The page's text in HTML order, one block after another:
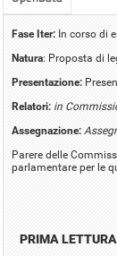
Fase Iter: In corso di
Natura: Proposta di
Presentazione:
Relatori: in
Assegnazione:
Parere delle
parlamentare per le
PRIMA